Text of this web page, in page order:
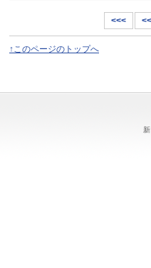
<<< <<
↑このページのトップへ